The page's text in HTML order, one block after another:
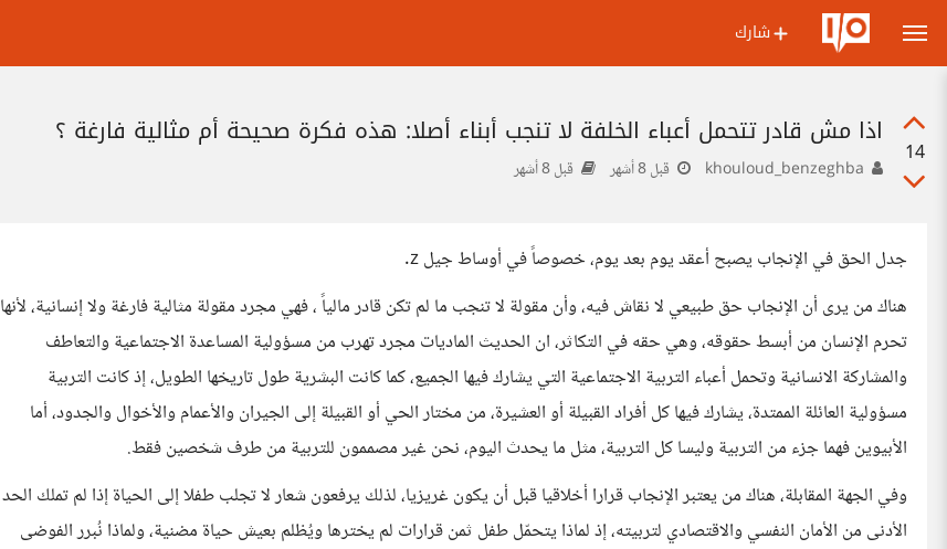
شارك
14
اذا مش قادر تتحمل أعباء الخلفة لا تنجب أبناء أصلا: هذه فكرة صحيحة أم مثالية فارغة ؟
قبل 8 أشهر قبل 8 أشهر
جدل الحق في الإنجاب يصبح أعقد يوم بعد يوم، خصوصاً في أوساط جيل z.
هناك من يرى أن الإنجاب حق طبيعي لا نقاش فيه، وأن مقولة لا تنجب ما لم تكن قادر مالياً ، فهي مجرد مقولة مثالية فارغة ولا إنسانية، لأنها
تحرم الإنسان من أبسط حقوقه، وهي حقه في التكاثر، ان الحديث الماديات مجرد تهرب من مسؤولية المساعدة الاجتماعية والتعاطف
والمشاركة الانسانية وتحمل أعباء التربية الاجتماعية التي يشارك فيها الجميع، كما كانت البشرية طول تاريخها الطويل، إذ كانت التربية
مسؤولية العائلة الممتدة، يشارك فيها كل أفراد القبيلة أو العشيرة، من مختار الحي أو القبيلة إلى الجيران والأعمام والأخوال والجدود، أما
الأبيوين فهما جزء من التربية وليسا كل التربية، مثل ما يحدث اليوم، نحن غير مصممون للتربية من طرف شخصين فقط.
وفي الجهة المقابلة، هناك من يعتبر الإنجاب قرارا أخلاقيا قبل أن يكون غريزيا، لذلك يرفعون شعار لا تجلب طفلا إلى الحياة إذا لم تملك الحد
الأدنى من الأمان النفسي والاقتصادي لتربيته، إذ لماذا يتحمّل طفل ثمن قرارات لم يخترها ويُظلم بعيش حياة مضنية، ولماذا نُبرر الفوضى